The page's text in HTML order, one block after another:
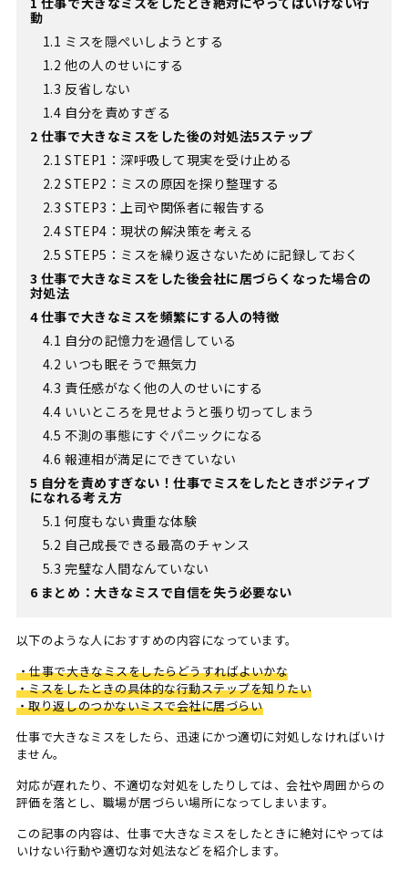
動
1.1 ミスを隠ぺいしようとする
1.2 他の人のせいにする
1.3 反省しない
1.4 自分を責めすぎる
2 仕事で大きなミスをした後の対処法5ステップ
2.1 STEP1：深呼吸して現実を受け止める
2.2 STEP2：ミスの原因を探り整理する
2.3 STEP3：上司や関係者に報告する
2.4 STEP4：現状の解決策を考える
2.5 STEP5：ミスを繰り返さないために記録しておく
3 仕事で大きなミスをした後会社に居づらくなった場合の
対処法
4仕事で大きなミスを頻繁にする人の特徴
4.1 自分の記憶力を過信している
4.2 いつも眠そうで無気力
4.3 責任感がなく他の人のせいにする
4.4 いいところを見せようと張り切ってしまう
4.5 不測の事態にすぐパニックになる
4.6 報連相が満足にできていない
5 自分を責めすぎない！仕事でミスをしたときポジティブ
になれる考え方
5.1 何度もない貴重な体験
5.2 自己成長できる最高のチャンス
5.3 完璧な人間なんていない
6 まとめ：大きなミスで自信を失う必要ない
以下のような人におすすめの内容になっています。
・仕事で大きなミスをしたらどうすればよいかな
・ミスをしたときの具体的な行動ステップを知りたい
・取り返しのつかないミスで会社に居づらい
仕事で大きなミスをしたら、迅速にかつ適切に対処しなければいけ
ません。
対応が遅れたり、不適切な対処をしたりしては、会社や周囲からの
評価を落とし、職場が居づらい場所になってしまいます。
この記事の内容は、仕事で大きなミスをしたときに絶対にやっては
いけない行動や適切な対処法などを紹介します。